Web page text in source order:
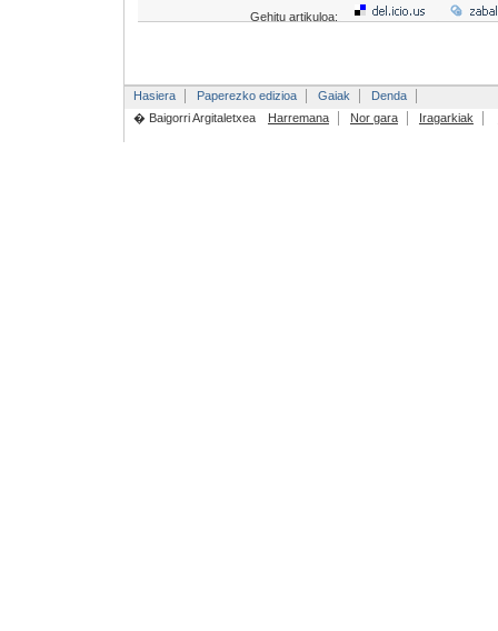
Gehitu artikuloa:
Hasiera Paperezko edizioa Gaiak
Denda
� Baigorri Argitaletxea
Harremana Nor gara Iragarkiak